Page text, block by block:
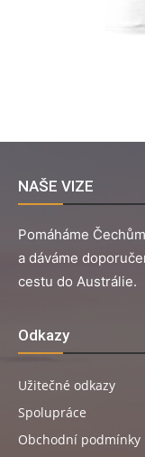
NAŠE VIZE
Pomáháme
a dáváme
cestu do Austrálie.
Odkazy
Užitečné odkazy
Spolupráce
Obchodní podmínky